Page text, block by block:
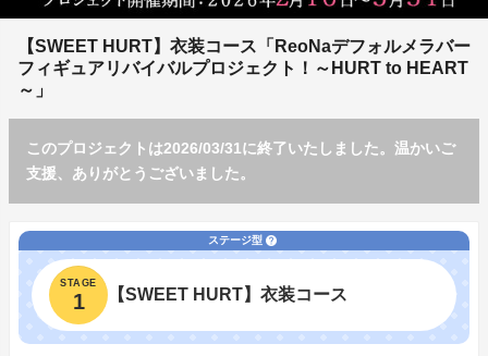
【SWEET HURT】衣装コース「ReoNaデフォルメラバー
フィギュアリバイバルプロジェクト！～HURT to HEART
～」
このプロジェクトは2026/03/31に終了いたしました。温かいご
支援、ありがとうございました。
ステージ型 help
STAGE
1 【SWEET HURT】衣装コース